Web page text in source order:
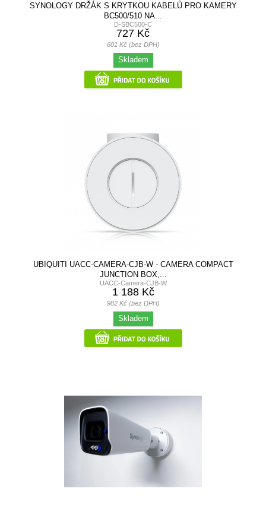
SYNOLOGY DRŽÁK S KRYTKOU KABELŮ PRO KAMERY
BC500/510 NA...
D-SBC500-C
727 Kč
601 Kč (bez DPH)
Skladem
UBIQUITI UACC-CAMERA-CJB-W - CAMERA COMPACT
JUNCTION BOX,...
UACC-Camera-CJB-W
1 188 Kč
982 Kč (bez DPH)
Skladem